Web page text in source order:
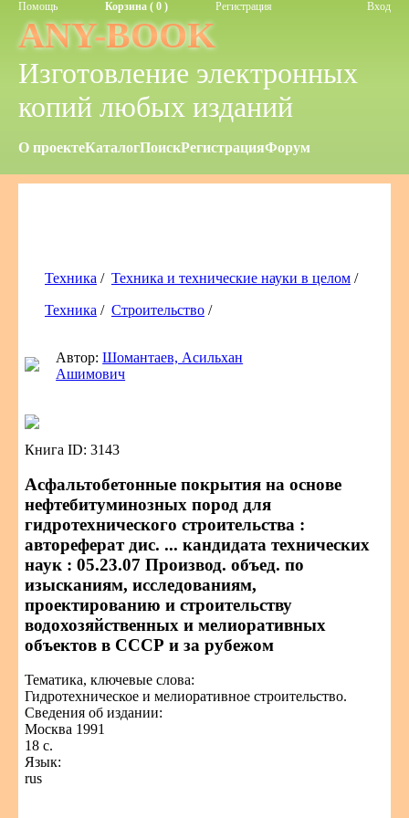
Помощь Корзина ( 0 ) Регистрация Вход
ANY-BOOK
Изготовление электронных
копий любых изданий
О проектеКаталогПоискРегистрацияФорум
Техника / Техника и технические науки в целом /
Техника / Строительство /
Автор:Шомантаев, Асильхан
Ашимович
Книга ID: 3143
Асфальтобетонные покрытия на основе
нефтебитуминозных пород для
гидротехнического строительства :
автореферат дис. ... кандидата технических
наук : 05.23.07 Производ. объед. по
изысканиям, исследованиям,
проектированию и строительству
водохозяйственных и мелиоративных
объектов в СССР и за рубежом
Тематика, ключевые слова:
Гидротехническое и мелиоративное строительство.
Сведения об издании:
Москва 1991
18 с.
Язык:
rus